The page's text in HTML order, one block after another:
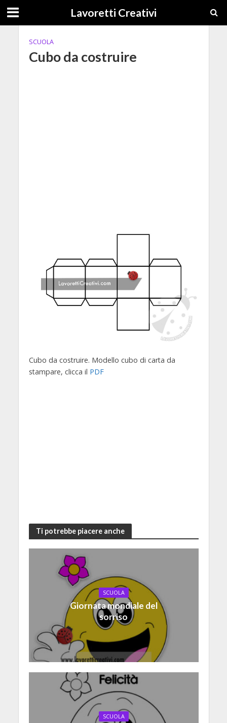
Lavoretti Creativi
SCUOLA
Cubo da costruire
Cubo da costruire. Modello cubo di carta da
stampare, clicca il PDF
Ti potrebbe piacere anche
SCUOLA
Giornata mondiale del
sorriso
SCUOLA